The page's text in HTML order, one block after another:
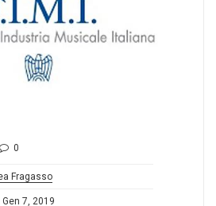
0
Fragasso
Gen 7, 2019